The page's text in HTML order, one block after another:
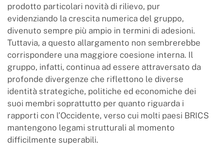
prodotto particolari novità di rilievo, pur
evidenziando la crescita numerica del gruppo,
divenuto sempre più ampio in termini di adesioni.
Tuttavia, a questo allargamento non sembrerebbe
corrispondere una maggiore coesione interna. Il
gruppo, infatti, continua ad essere attraversato da
profonde divergenze che riflettono le diverse
identità strategiche, politiche ed economiche dei
suoi membri soprattutto per quanto riguarda i
rapporti con l’Occidente, verso cui molti paesi BRICS
mantengono legami strutturali al momento
difficilmente superabili.